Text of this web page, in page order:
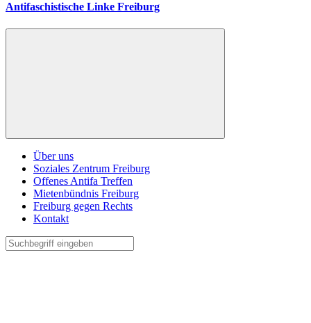
Antifaschistische Linke Freiburg
Über uns
Soziales Zentrum Freiburg
Offenes Antifa Treffen
Mietenbündnis Freiburg
Freiburg gegen Rechts
Kontakt